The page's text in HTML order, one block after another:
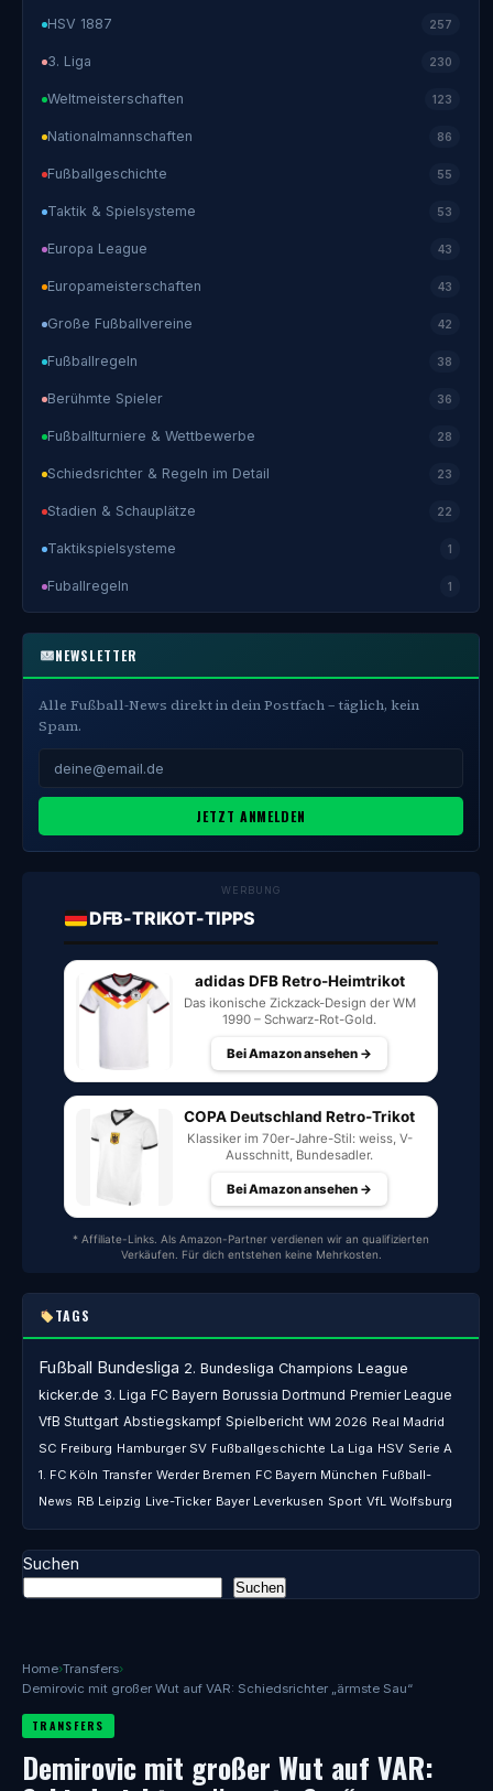
Home›Transfers›
Demirovic mit großer Wut auf VAR: Schiedsrichter „ärmste Sau“
TRANSFERS
Demirovic mit großer Wut auf VAR:
HSV 1887 257
3. Liga 230
Weltmeisterschaften 123
Nationalmannschaften 86
Fußballgeschichte 55
Taktik & Spielsysteme 53
Europa League 43
Europameisterschaften 43
Große Fußballvereine 42
Fußballregeln 38
Berühmte Spieler 36
Fußballturniere & Wettbewerbe 28
Schiedsrichter & Regeln im Detail 23
Stadien & Schauplätze 22
Taktikspielsysteme 1
Fuballregeln 1
NEWSLETTER
Alle Fußball-News direkt in dein Postfach – täglich, kein
Spam.
JETZT ANMELDEN
WERBUNG
DFB-TRIKOT-TIPPS
adidas DFB Retro-Heimtrikot
Das ikonische Zickzack-Design der WM
1990 – Schwarz-Rot-Gold.
Bei Amazon ansehen →
COPA Deutschland Retro-Trikot
Klassiker im 70er-Jahre-Stil: weiss, V-
Ausschnitt, Bundesadler.
Bei Amazon ansehen →
* Affiliate-Links. Als Amazon-Partner verdienen wir an qualifizierten
Verkäufen. Für dich entstehen keine Mehrkosten.
TAGS
Fußball Bundesliga 2. Bundesliga Champions League
kicker.de 3. Liga FC Bayern Borussia Dortmund Premier League
VfB Stuttgart Abstiegskampf Spielbericht WM 2026 Real Madrid
SC Freiburg Hamburger SV Fußballgeschichte La Liga HSV Serie A
1. FC Köln Transfer Werder Bremen FC Bayern München Fußball-
News RB Leipzig Live-Ticker Bayer Leverkusen Sport VfL Wolfsburg
Suchen
Suchen